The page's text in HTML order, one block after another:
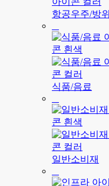
항공우주/방위
식품/음료
일반소비재